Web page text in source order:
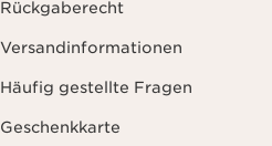
Rückgaberecht
Versandinformationen
Häufig gestellte Fragen
Geschenkkarte